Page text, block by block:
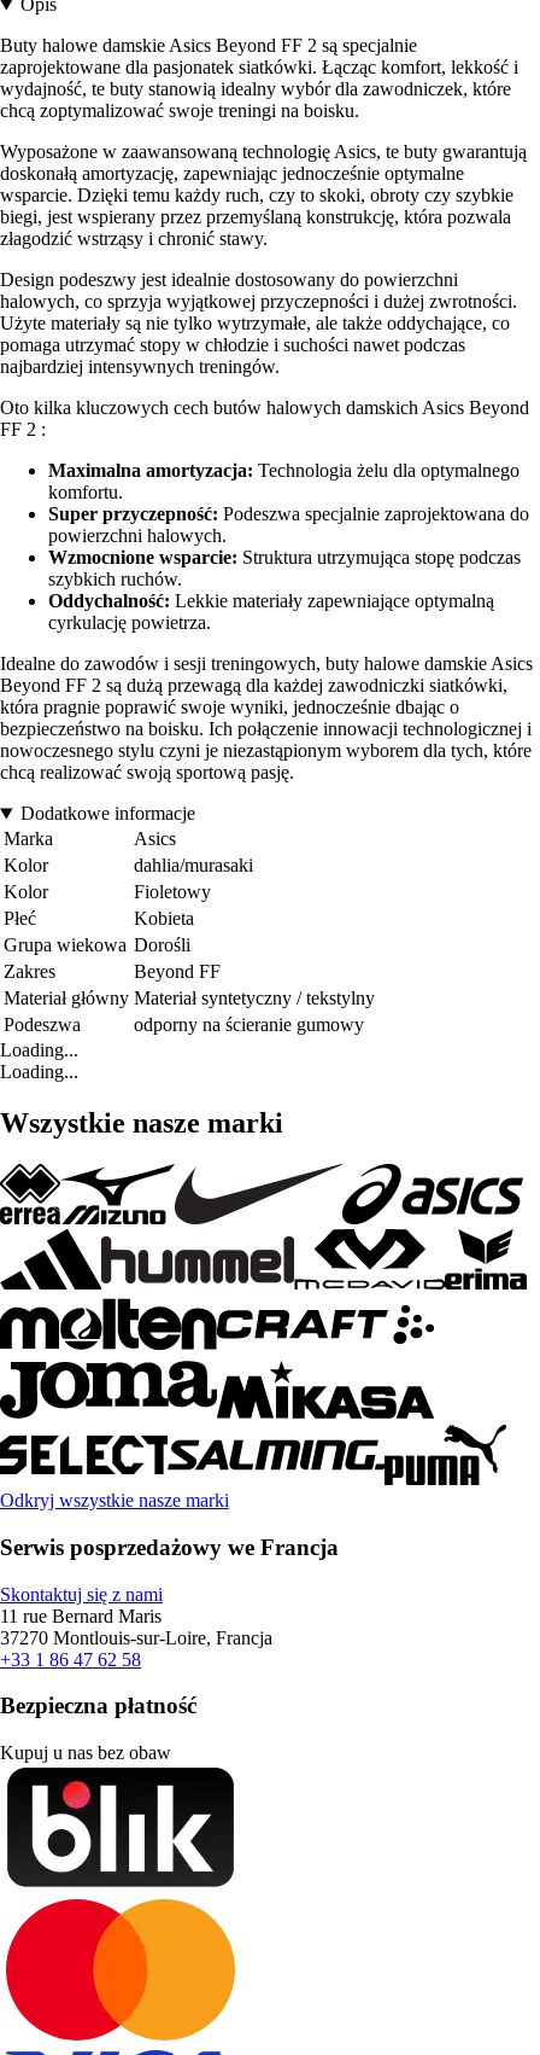
Opis
Buty halowe damskie Asics Beyond FF 2 są specjalnie
zaprojektowane dla pasjonatek siatkówki. Łącząc komfort, lekkość i
wydajność, te buty stanowią idealny wybór dla zawodniczek, które
chcą zoptymalizować swoje treningi na boisku.
Wyposażone w zaawansowaną technologię Asics, te buty gwarantują
doskonałą amortyzację, zapewniając jednocześnie optymalne
wsparcie. Dzięki temu każdy ruch, czy to skoki, obroty czy szybkie
biegi, jest wspierany przez przemyślaną konstrukcję, która pozwala
złagodzić wstrząsy i chronić stawy.
Design podeszwy jest idealnie dostosowany do powierzchni
halowych, co sprzyja wyjątkowej przyczepności i dużej zwrotności.
Użyte materiały są nie tylko wytrzymałe, ale także oddychające, co
pomaga utrzymać stopy w chłodzie i suchości nawet podczas
najbardziej intensywnych treningów.
Oto kilka kluczowych cech butów halowych damskich Asics Beyond
FF 2 :
Maximalna amortyzacja: Technologia żelu dla optymalnego
komfortu.
Super przyczepność: Podeszwa specjalnie zaprojektowana do
powierzchni halowych.
Wzmocnione wsparcie: Struktura utrzymująca stopę podczas
szybkich ruchów.
Oddychalność: Lekkie materiały zapewniające optymalną
cyrkulację powietrza.
Idealne do zawodów i sesji treningowych, buty halowe damskie Asics
Beyond FF 2 są dużą przewagą dla każdej zawodniczki siatkówki,
która pragnie poprawić swoje wyniki, jednocześnie dbając o
bezpieczeństwo na boisku. Ich połączenie innowacji technologicznej i
nowoczesnego stylu czyni je niezastąpionym wyborem dla tych, które
chcą realizować swoją sportową pasję.
Dodatkowe informacje
Marka
Asics
Kolor
dahlia/murasaki
Kolor
Fioletowy
Płeć
Kobieta
Grupa wiekowa Dorośli
Zakres
Beyond FF
Materiał główny Materiał syntetyczny / tekstylny
Podeszwa
odporny na ścieranie gumowy
Loading...
Loading...
Wszystkie nasze marki
Odkryj wszystkie nasze marki
Serwis posprzedażowy we Francja
Skontaktuj się z nami
11 rue Bernard Maris
37270 Montlouis-sur-Loire, Francja
+33 1 86 47 62 58
Bezpieczna płatność
Kupuj u nas bez obaw